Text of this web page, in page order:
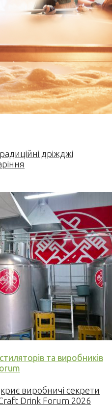
дріжджі
та виробників
виробничі секрети
Drink Forum 2026